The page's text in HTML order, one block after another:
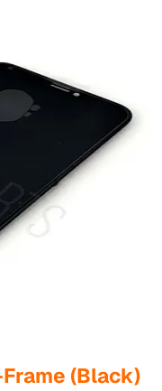
(Black)